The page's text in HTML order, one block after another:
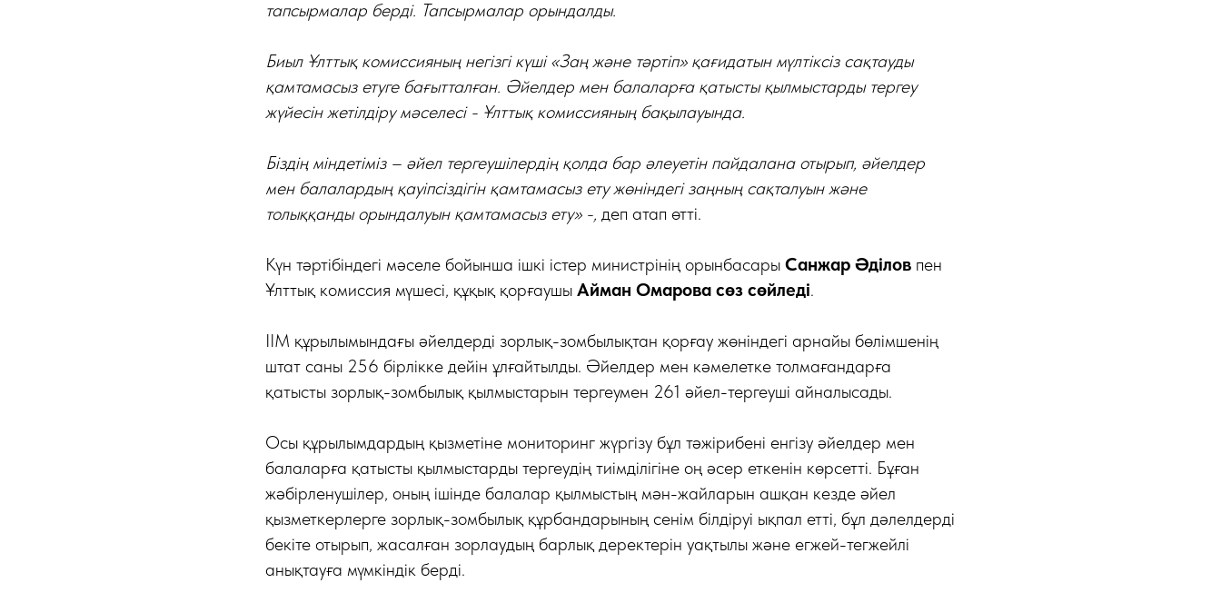
тапсырмалар берді. Тапсырмалар орындалды.
Биыл Ұлттық комиссияның негізгі күші «Заң және тәртіп» қағидатын мүлтіксіз сақтауды
қамтамасыз етуге бағытталған. Әйелдер мен балаларға қатысты қылмыстарды тергеу
жүйесін жетілдіру мәселесі - Ұлттық комиссияның бақылауында.
Біздің міндетіміз – әйел тергеушілердің қолда бар әлеуетін пайдалана отырып, әйелдер
мен балалардың қауіпсіздігін қамтамасыз ету жөніндегі заңның сақталуын және
толыққанды орындалуын қамтамасыз ету» -, деп атап өтті.
Күн тәртібіндегі мәселе бойынша ішкі істер министрінің орынбасары Санжар Әділов пен
Ұлттық комиссия мүшесі, құқық қорғаушы Айман Омарова сөз сөйледі.
ІІМ құрылымындағы әйелдерді зорлық-зомбылықтан қорғау жөніндегі арнайы бөлімшенің
штат саны 256 бірлікке дейін ұлғайтылды. Әйелдер мен кәмелетке толмағандарға
қатысты зорлық-зомбылық қылмыстарын тергеумен 261 әйел-тергеуші айналысады.
Осы құрылымдардың қызметіне мониторинг жүргізу бұл тәжірибені енгізу әйелдер мен
балаларға қатысты қылмыстарды тергеудің тиімділігіне оң әсер еткенін көрсетті. Бұған
жәбірленушілер, оның ішінде балалар қылмыстың мән-жайларын ашқан кезде әйел
қызметкерлерге зорлық-зомбылық құрбандарының сенім білдіруі ықпал етті, бұл дәлелдерді
бекіте отырып, жасалған зорлаудың барлық деректерін уақтылы және егжей-тегжейлі
анықтауға мүмкіндік берді.